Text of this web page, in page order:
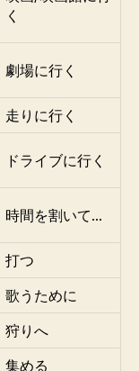
く
劇場に行く
走りに行く
ドライブに行く
時間を割いて…
打つ
歌うために
狩りへ
集める